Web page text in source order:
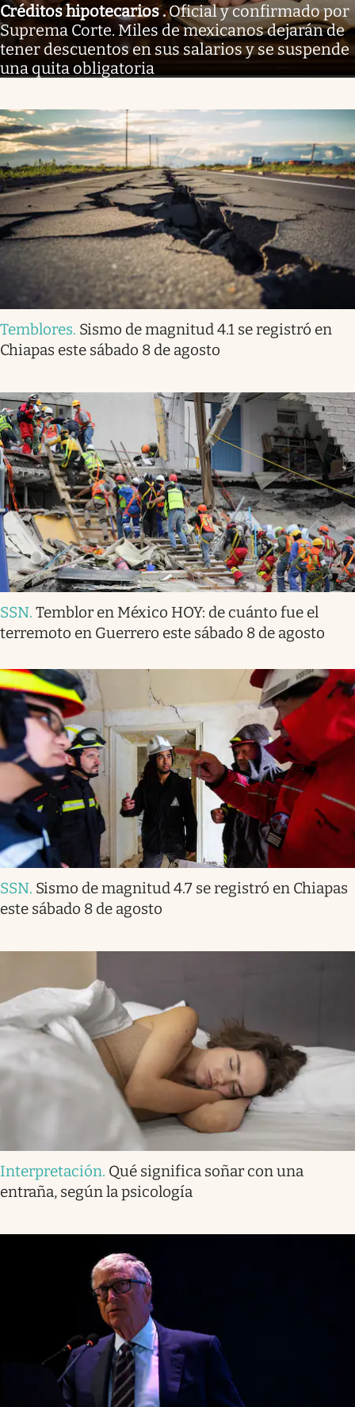
Créditos hipotecarios.Oficial y confirmado por
Suprema Corte. Miles de mexicanos dejarán de
tener descuentos en sus salarios y se suspende
una quita obligatoria
Temblores. Sismo de magnitud 4.1 se registró en
Chiapas este sábado 8 de agosto
SSN. Temblor en México HOY: de cuánto fue el
terremoto en Guerrero este sábado 8 de agosto
SSN. Sismo de magnitud 4.7 se registró en Chiapas
este sábado 8 de agosto
Interpretación. Qué significa soñar con una
entraña, según la psicología